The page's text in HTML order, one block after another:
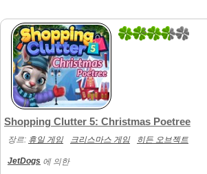
3
Shopping Clutter 5: Christmas Poetree
장르: 휴일 게임 크리스마스 게임 히든 오브젝트
JetDogs 에 의한